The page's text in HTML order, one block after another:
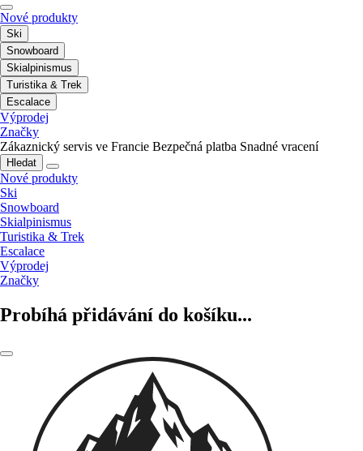
Nové produkty
Ski
Snowboard
Skialpinismus
Turistika & Trek
Escalace
Výprodej
Značky
Zákaznický servis ve Francie Bezpečná platba Snadné vracení
Hledat
Nové produkty
Ski
Snowboard
Skialpinismus
Turistika & Trek
Escalace
Výprodej
Značky
Probíhá přidávání do košíku...